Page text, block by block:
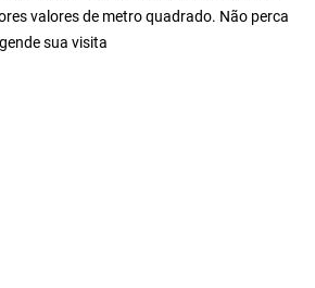
valores de metro quadrado. Não perca
sua visita